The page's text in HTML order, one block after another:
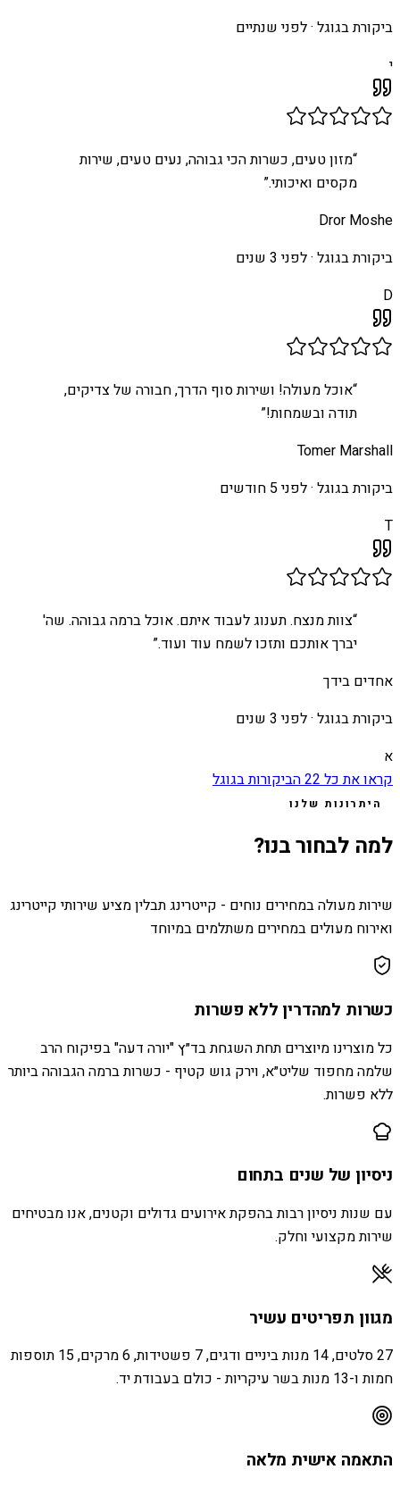
ביקורת בגוגל ·לפני שנתיים
י
“מזון טעים, כשרות הכי גבוהה, נעים טעים, שירות
מקסים ואיכותי.”
Dror Moshe
ביקורת בגוגל ·לפני 3 שנים
D
“אוכל מעולה! ושירות סוף הדרך, חבורה של צדיקים,
תודה ובשמחות!”
Tomer Marshall
ביקורת בגוגל ·לפני 5 חודשים
T
“צוות מנצח. תענוג לעבוד איתם. אוכל ברמה גבוהה. שה'
יברך אותכם ותזכו לשמח עוד ועוד.”
אחדים בידך
ביקורת בגוגל ·לפני 3 שנים
א
קראו את כל22הביקורות בגוגל
היתרונות שלנו
למה לבחור בנו?
שירות מעולה במחירים נוחים - קייטרינג תבלין מציע שירותי קייטרינג
ואירוח מעולים במחירים משתלמים במיוחד
כשרות למהדרין ללא פשרות
כל מוצרינו מיוצרים תחת השגחת בד״ץ "יורה דעה" בפיקוח הרב
שלמה מחפוד שליט״א, וירק גוש קטיף - כשרות ברמה הגבוהה ביותר
ללא פשרות.
ניסיון של שנים בתחום
עם שנות ניסיון רבות בהפקת אירועים גדולים וקטנים, אנו מבטיחים
שירות מקצועי וחלק.
מגוון תפריטים עשיר
27 סלטים, 14 מנות ביניים ודגים, 7 פשטידות, 6 מרקים, 15 תוספות
חמות ו-13 מנות בשר עיקריות - כולם בעבודת יד.
התאמה אישית מלאה